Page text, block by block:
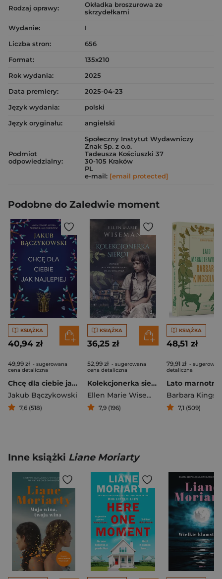
Rodzaj oprawy:
Okładka broszurowa ze
skrzydełkami
Wydanie:
I
Liczba stron:
656
Format:
135x210
Rok wydania:
2025
Data premiery:
2025-04-23
Język wydania:
polski
Język oryginału:
angielski
Podmiot
odpowiedzialny:
Społeczny Instytut Wydawniczy
Znak Sp. z o.o.
Tadeusza Kościuszki 37
30-105 Kraków
PL
e-mail: [email protected]
Podobne do Zaledwie moment
KSIĄŻKA
40,94 zł
49,99 zł - sugerowana
cena detaliczna
Chcę dla ciebie jak najlepiej
Jakub Bączykowski
7,6 (518)
KSIĄŻKA
36,25 zł
52,99 zł - sugerowana
cena detaliczna
Kolekcjonerka sierot
Ellen Marie Wiseman
7,9 (196)
KSIĄŻKA
48,51 zł
79,91 zł -
detaliczna
Barbara
7,1 (509)
Inne książki Liane Moriarty